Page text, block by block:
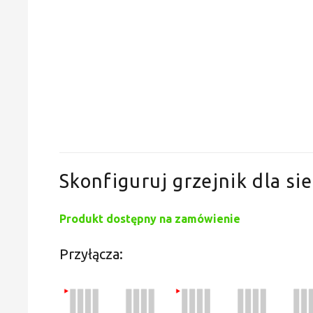
Skonfiguruj grzejnik dla
Produkt dostępny na zamówienie
Przyłącza: